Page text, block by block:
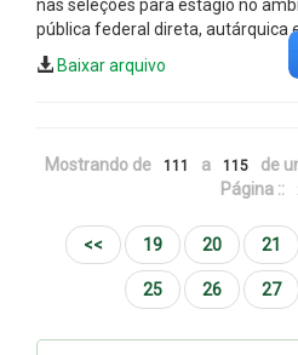
nas seleções para estágio no
pública federal direta, autárquica
Baixar arquivo
Mostrando de 111 a 115 de
Página ::
<< 19 20 21
25 26 27